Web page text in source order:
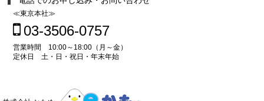
≪東京本社≫
03-3506-0757
営業時間 10:00～18:00（月～金）
定休日 土・日・祝日・年末年始